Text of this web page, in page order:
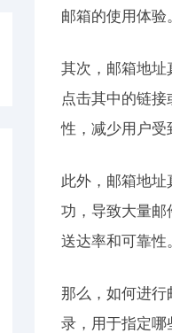
邮箱的使用体验
其次，邮箱地址
点击其中的链
性，减少用户受
此外，邮箱地
功，导致大量邮
送达率和可靠性
那么，如何进行
录，用于指定哪